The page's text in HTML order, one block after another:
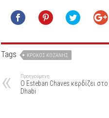
Tags ΚΡΌΚΟΣ ΚΟΖΆΝΗΣ
Προηγούμενη
Ο Esteban Chaves κερδίζει
Dhabi